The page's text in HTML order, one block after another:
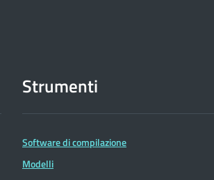
Strumenti
Software di compilazione
Modelli